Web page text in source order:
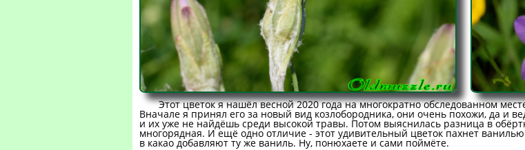
Этот цветок я нашёл весной 2020 года на многократно обследованном
Вначале я принял его за новый вид козлобородника, они очень похожи, да и
и их уже не найдёшь среди высокой травы. Потом выяснилась разница в
многорядная. И ещё одно отличие - этот удивительный цветок пахнет
в какао добавляют ту же ваниль. Ну, понюхаете и сами поймёте.